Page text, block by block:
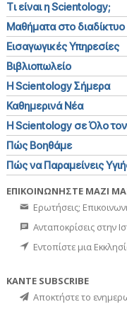
Τι είναι η Scientology;
Μαθήματα στο διαδίκτυο
Εισαγωγικές Υπηρεσίες
Βιβλιοπωλείο
Η Scientology Σήμερα
Καθημερινά Νέα
Η Scientology σε Όλο
Πώς Βοηθάμε
Πώς να Παραμείνεις
ΕΠΙΚΟΙΝΩΝΗΣΤΕ ΜΑΖΙ
Ερωτήσεις;
Ανταποκρίσεις στην
Εντοπίστε μια
ΚΑΝΤΕ SUBSCRIBE
Αποκτήστε το